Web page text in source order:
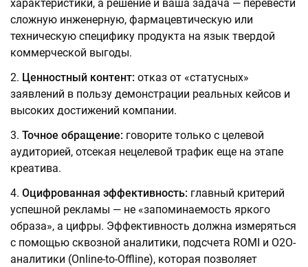
характеристики, а решение и ваша задача — перевести
сложную инженерную, фармацевтическую или
техническую специфику продукта на язык твердой
коммерческой выгоды.
Ценностный контент: отказ от «статусных»
заявлений в пользу демонстрации реальных кейсов и
высоких достижений компании.
Точное обращение: говорите только с целевой
аудиторией, отсекая нецелевой трафик еще на этапе
креатива.
Оцифрованная эффективность: главный критерий
успешной рекламы — не «запоминаемость яркого
образа», а цифры. Эффективность должна измеряться
с помощью сквозной аналитики, подсчета ROMI и O2O-
аналитики (Online-to-Offline), которая позволяет